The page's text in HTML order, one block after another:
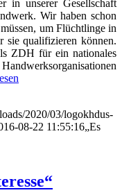
in unserer Gesellschaft
Wir haben schon
um Flüchtlinge in
sie qualifizieren können.
ZDH für ein nationales
2020/03/logokhdus-
08-22 11:55:16„Es